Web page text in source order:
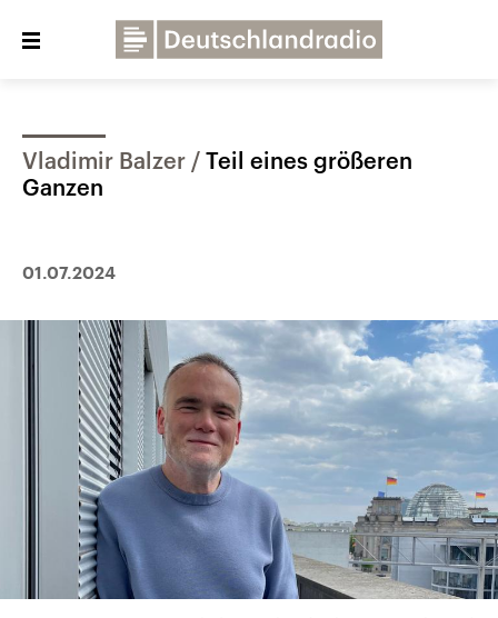
Close
Deutschlandfunk
Deutschlandfunk Nova
Über uns Programme Presse
Vladimir Balzer
Teil eines größeren
Ganzen
01.07.2024